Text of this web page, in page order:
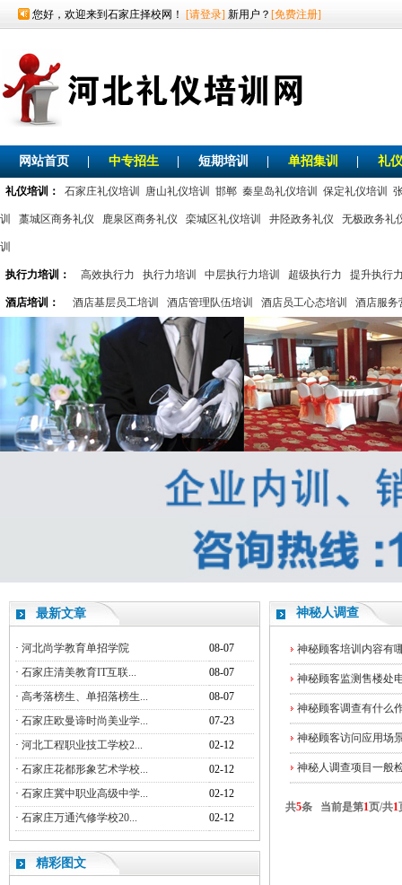
您好，欢迎来到石家庄择校网！ [请登录] 新用户？ [免费注册]
网站首页 中专招生 短期培训 单招集训 礼
礼仪培训： 石家庄礼仪培训 唐山礼仪培训 邯郸 秦皇岛礼仪培训 保定礼仪培训
训 藁城区商务礼仪 鹿泉区商务礼仪 栾城区礼仪培训 井陉政务礼仪 无极政务礼
训
执行力培训： 高效执行力 执行力培训 中层执行力培训 超级执行力 提升执行
酒店培训： 酒店基层员工培训 酒店管理队伍培训 酒店员工心态培训 酒店服务
最新文章
· 河北尚学教育单招学院
08-07
· 石家庄清美教育IT互联...
08-07
· 高考落榜生、单招落榜生...
08-07
· 石家庄欧曼谛时尚美业学...
07-23
· 河北工程职业技工学校2...
02-12
· 石家庄花都形象艺术学校...
02-12
· 石家庄冀中职业高级中学...
02-12
· 石家庄万通汽修学校20... 02-12
精彩图文
神秘人调查
神秘顾客培训内容有
神秘顾客监测售楼处
神秘顾客调查有什么
神秘顾客访问应用场
神秘人调查项目一般
共5条 当前是第1页/共1